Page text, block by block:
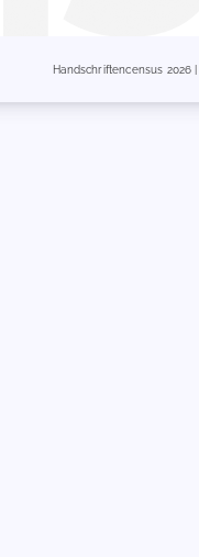
Handschriftencensus 2026 |